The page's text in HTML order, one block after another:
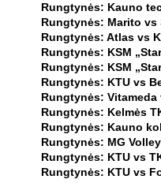
Rungtynės: Kauno
Rungtynės: Marito vs
Rungtynės: Atlas vs
Rungtynės: KSM
Rungtynės: KSM
Rungtynės: KTU vs
Rungtynės: Vitameda
Rungtynės: Kelmės
Rungtynės: Kauno
Rungtynės: MG
Rungtynės: KTU vs
Rungtynės: KTU vs